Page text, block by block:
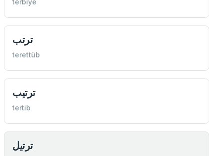
terbiye
ترتب
terettüb
ترتيب
tertib
ترتيل